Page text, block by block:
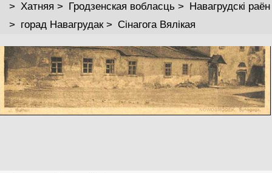
> Хатняя > Гродзенская вобласць > Навагрудскі раён
> горад Навагрудак> Сінагога Вялікая